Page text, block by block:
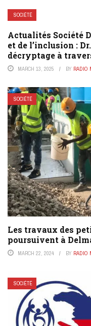
SOCIÉTÉ
Actualités Société
et de l’inclusion :
décryptage à
MARCH 13, 2025 BY RADIO
SOCIÉTÉ
Les travaux des
poursuivent à
MARCH 22, 2024 BY RADIO
SOCIÉTÉ